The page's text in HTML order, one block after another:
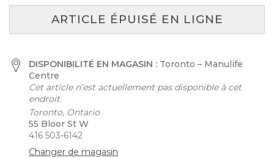
ARTICLE ÉPUISÉ EN LIGNE
DISPONIBILITÉ EN MAGASIN : Toronto – Manulife
Centre
Cet article n’est actuellement pas disponible à cet
endroit.
Toronto, Ontario
55 Bloor St W
416 503-6142
Changer de magasin